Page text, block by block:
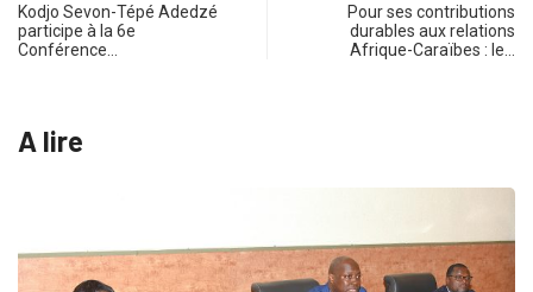
Kodjo Sevon-Tépé Adedzé
participe à la 6e
Conférence…
Pour ses contributions
durables aux relations
Afrique-Caraïbes : le…
A lire